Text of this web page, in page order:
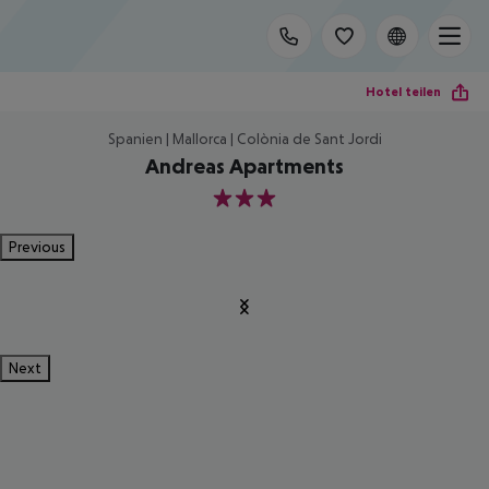
Hotel teilen
Spanien | Mallorca | Colònia de Sant Jordi
Andreas Apartments
3
Previous
Next